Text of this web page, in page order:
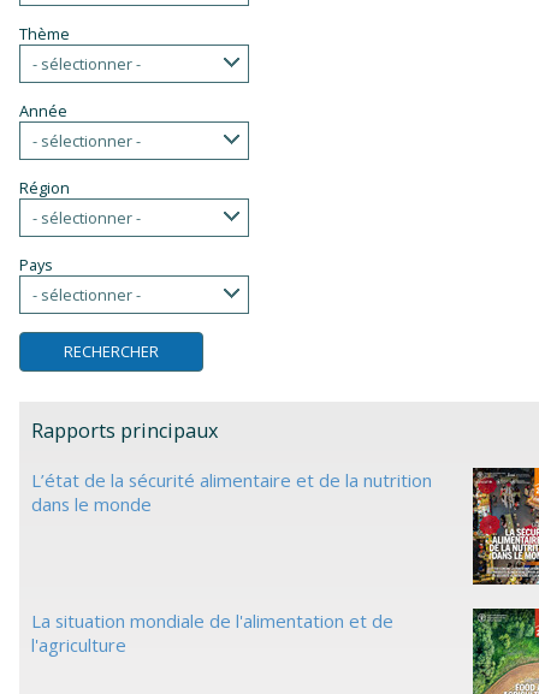
Thème
- sélectionner -
Année
- sélectionner -
Région
- sélectionner -
Pays
- sélectionner -
Rapports principaux
L’état de la sécurité alimentaire et de la nutrition
dans le monde
La situation mondiale de l'alimentation et de
l'agriculture